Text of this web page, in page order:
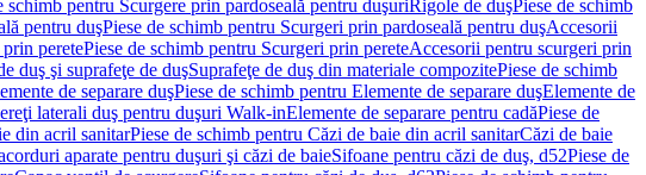
schimb pentru Scurgere prin pardoseală pentru duşuriRigole de duşPiese de schimb
pentru duşPiese de schimb pentru Scurgeri prin pardoseală pentru duşAccesorii
peretePiese de schimb pentru Scurgeri prin pereteAccesorii pentru scurgeri prin
duş şi suprafeţe de duşSuprafeţe de duş din materiale compozitePiese de schimb
de separare duşPiese de schimb pentru Elemente de separare duşElemente de
laterali duş pentru duşuri Walk-inElemente de separare pentru cadăPiese de
din acril sanitarPiese de schimb pentru Căzi de baie din acril sanitarCăzi de baie
aparate pentru duşuri şi căzi de baieSifoane pentru căzi de duş, d52Piese de